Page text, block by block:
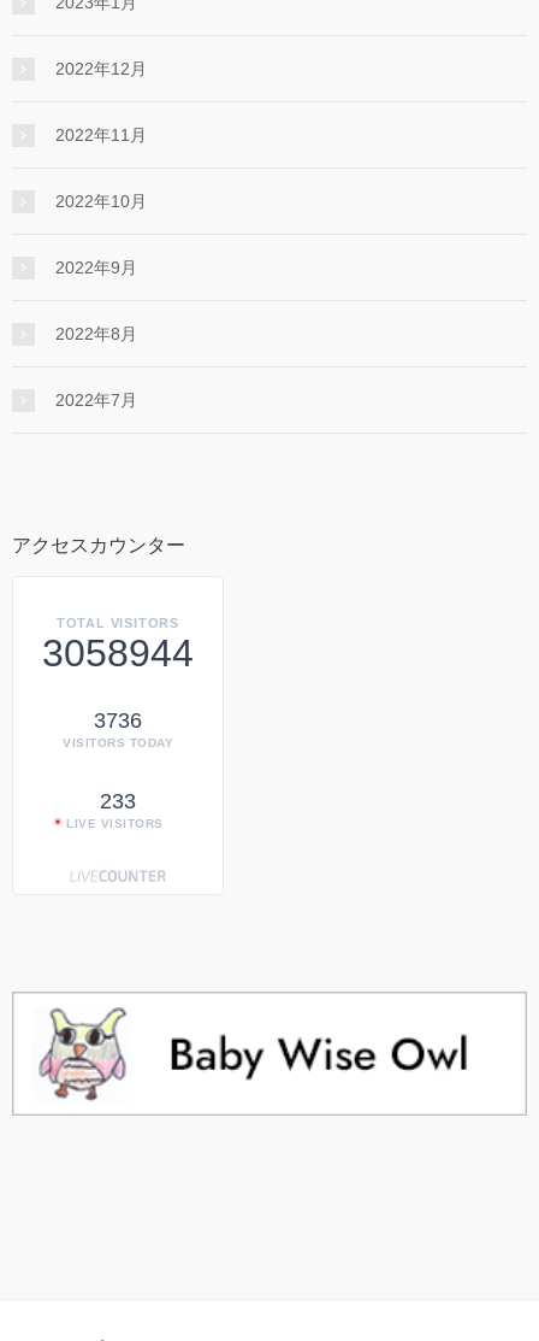
2022年12月
2022年11月
2022年10月
2022年9月
2022年8月
2022年7月
アクセスカウンター
TOTAL VISITORS
3058944
3736
VISITORS TODAY
233
LIVE VISITORS